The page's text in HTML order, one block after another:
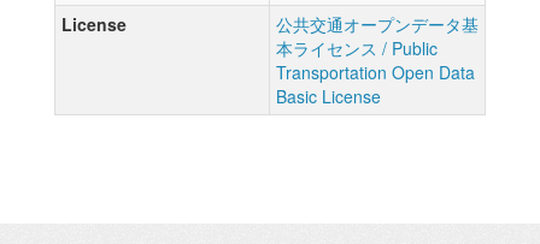
License
公共交通オープンデータ基
本ライセンス / Public
Transportation Open Data
Basic License